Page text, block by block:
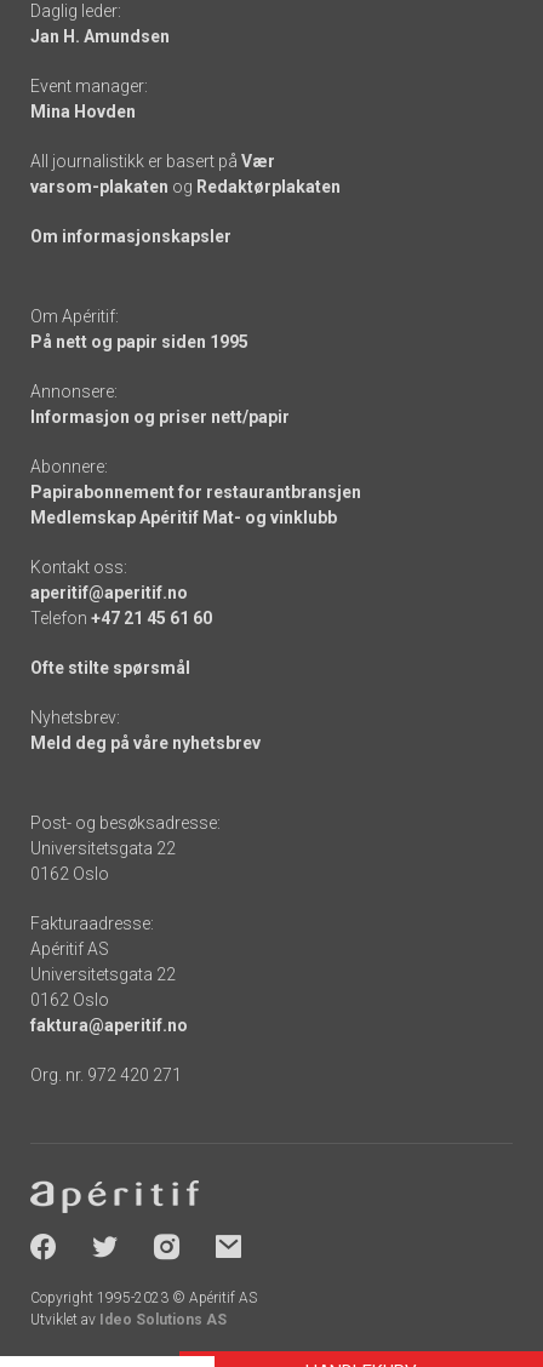
links
Daglig leder:
Jan H. Amundsen
Event manager:
Mina Hovden
All journalistikk er basert på Vær
varsom-plakaten og Redaktørplakaten
Om informasjonskapsler
Om Apéritif:
På nett og papir siden 1995
Annonsere:
Informasjon og priser nett/papir
Abonnere:
Papirabonnement for restaurantbransjen
Medlemskap Apéritif Mat- og vinklubb
Kontakt oss:
aperitif@aperitif.no
Telefon +47 21 45 61 60
Ofte stilte spørsmål
Nyhetsbrev:
Meld deg på våre nyhetsbrev
Post- og besøksadresse:
Universitetsgata 22
0162 Oslo
Fakturaadresse:
Apéritif AS
Universitetsgata 22
0162 Oslo
faktura@aperitif.no
Org. nr. 972 420 271
-
socials
Copyright 1995-2023 © Apéritif AS
Utviklet av Ideo Solutions AS